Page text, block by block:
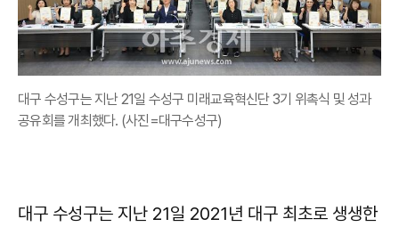
대구 수성구는 지난 21일 수성구 미래교육혁신단 3기 위촉식 및 성과
공유회를 개최했다. (사진=대구수성구)
대구 수성구는 지난 21일 2021년 대구 최초로 생생한